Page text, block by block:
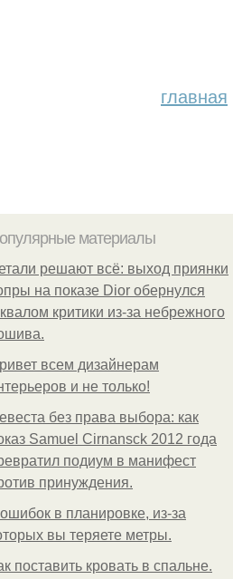
главная
материалы
решают всё: выход приянки
на показе Dior обернулся
критики из-за небрежного
всем дизайнерам
и не только!
без права выбора: как
Samuel Cirnansck 2012 года
подиум в манифест
принуждения.
в планировке, из-за
вы теряете метры.
поставить кровать в спальне.